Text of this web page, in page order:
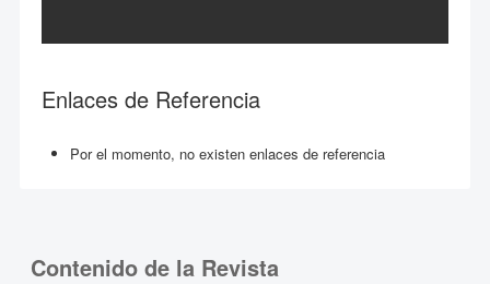
Enlaces de Referencia
Por el momento, no existen enlaces de referencia
Contenido de la Revista